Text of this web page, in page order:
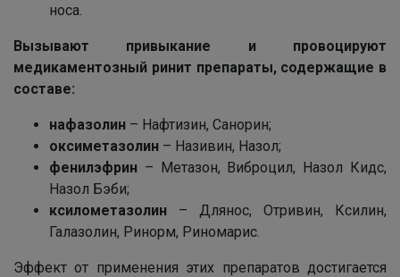
носа.
Вызывают привыкание и провоцируют
медикаментозный ринит препараты, содержащие в
составе:
нафазолин – Нафтизин, Санорин;
оксиметазолин – Називин, Назол;
фенилэфрин – Метазон, Виброцил, Назол Кидс,
Назол Бэби;
ксилометазолин – Длянос, Отривин, Ксилин,
Галазолин, Ринорм, Риномарис.
Эффект от применения этих препаратов достигается